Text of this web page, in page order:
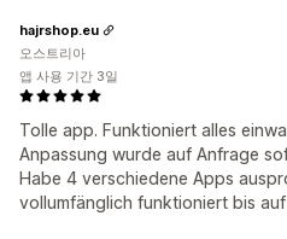
Tolle app. Funktioniert alles
Anpassung wurde auf Anfrage
Habe 4 verschiedene Apps
vollumfänglich funktioniert bis auf
hajrshop.eu
오스트리아
앱 사용 기간 3일